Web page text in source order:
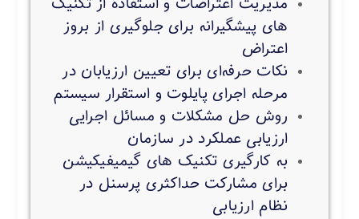
های پیشگیرانه برای جلوگیری از بروز
اعتراض
نکات حرفه‌ای برای تعیین ارزیابان در
مرحله اجرای پایلوت و استقرار سیستم
روش حل مشکلات و مسائل اجرایی
ارزیابی عملکرد در سازمان
به کارگیری تکنیک های گیمیفیکیشن
برای مشارکت حداکثری پرسنل در
نظام ارزیابی